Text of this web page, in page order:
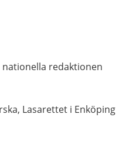
nationella redaktionen
Lasarettet i Enköping